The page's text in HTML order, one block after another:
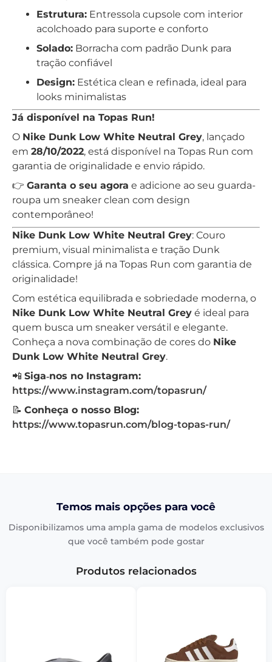
Estrutura: Entressola cupsole com interior
acolchoado para suporte e conforto
Solado: Borracha com padrão Dunk para
tração confiável
Design: Estética clean e refinada, ideal para
looks minimalistas
Já disponível na Topas Run!
O Nike Dunk Low White Neutral Grey, lançado
em 28/10/2022, está disponível na Topas Run com
garantia de originalidade e envio rápido.
👉 Garanta o seu agora e adicione ao seu guarda-
roupa um sneaker clean com design
contemporâneo!
Nike Dunk Low White Neutral Grey: Couro
premium, visual minimalista e tração Dunk
clássica. Compre já na Topas Run com garantia de
originalidade!
Com estética equilibrada e sobriedade moderna, o
Nike Dunk Low White Neutral Grey é ideal para
quem busca um sneaker versátil e elegante.
Conheça a nova combinação de cores do Nike
Dunk Low White Neutral Grey.
📲 Siga‑nos no Instagram:
https://www.instagram.com/topasrun/
📝 Conheça o nosso Blog:
https://www.topasrun.com/blog-topas-run/
Temos mais opções para você
Disponibilizamos uma ampla gama de modelos exclusivos
que você também pode gostar
Produtos relacionados